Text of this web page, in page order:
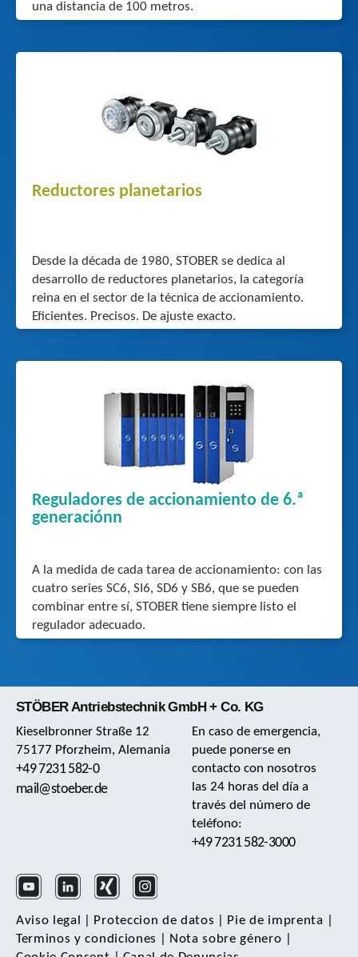
una distancia de 100 metros.
Reductores planetarios
Desde la década de 1980, STOBER se dedica al
desarrollo de reductores planetarios, la categoría
reina en el sector de la técnica de accionamiento.
Eficientes. Precisos. De ajuste exacto.
Reguladores de accionamiento de 6.ª
generaciónn
A la medida de cada tarea de accionamiento: con las
cuatro series SC6, SI6, SD6 y SB6, que se pueden
combinar entre sí, STOBER tiene siempre listo el
regulador adecuado.
STÖBER Antriebstechnik GmbH + Co. KG
Kieselbronner Straße 12
75177 Pforzheim, Alemania
+49 7231 582-0
mail@stoeber.de
En caso de emergencia,
puede ponerse en
contacto con nosotros
las 24 horas del día a
través del número de
teléfono:
+49 7231 582-3000
Aviso legal Proteccion de datos Pie de imprenta
Terminos y condiciones
Nota sobre género